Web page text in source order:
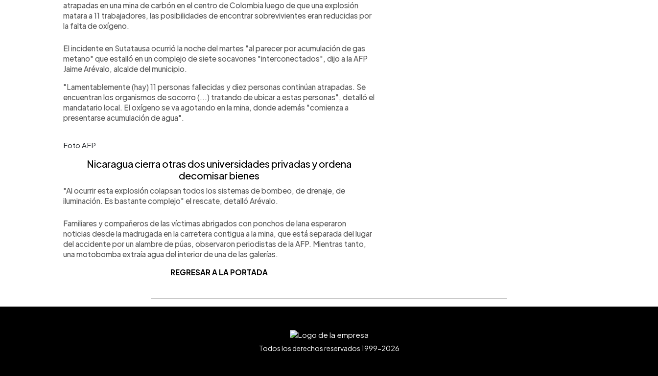
atrapadas en una mina de carbón en el centro de Colombia luego de que una explosión
matara a 11 trabajadores, las posibilidades de encontrar sobrevivientes eran reducidas por
la falta de oxígeno.
El incidente en Sutatausa ocurrió la noche del martes "al parecer por acumulación de gas
metano" que estalló en un complejo de siete socavones "interconectados", dijo a la AFP
Jaime Arévalo, alcalde del municipio.
"Lamentablemente (hay) 11 personas fallecidas y diez personas continúan atrapadas. Se
encuentran los organismos de socorro (...) tratando de ubicar a estas personas", detalló el
mandatario local. El oxígeno se va agotando en la mina, donde además "comienza a
presentarse acumulación de agua".
Foto AFP
Nicaragua cierra otras dos universidades privadas y ordena
decomisar bienes
"Al ocurrir esta explosión colapsan todos los sistemas de bombeo, de drenaje, de
iluminación. Es bastante complejo" el rescate, detalló Arévalo.
Familiares y compañeros de las víctimas abrigados con ponchos de lana esperaron
noticias desde la madrugada en la carretera contigua a la mina, que está separada del lugar
del accidente por un alambre de púas, observaron periodistas de la AFP. Mientras tanto,
una motobomba extraía agua del interior de una de las galerías.
REGRESAR A LA PORTADA
Todos los derechos reservados 1999-2026